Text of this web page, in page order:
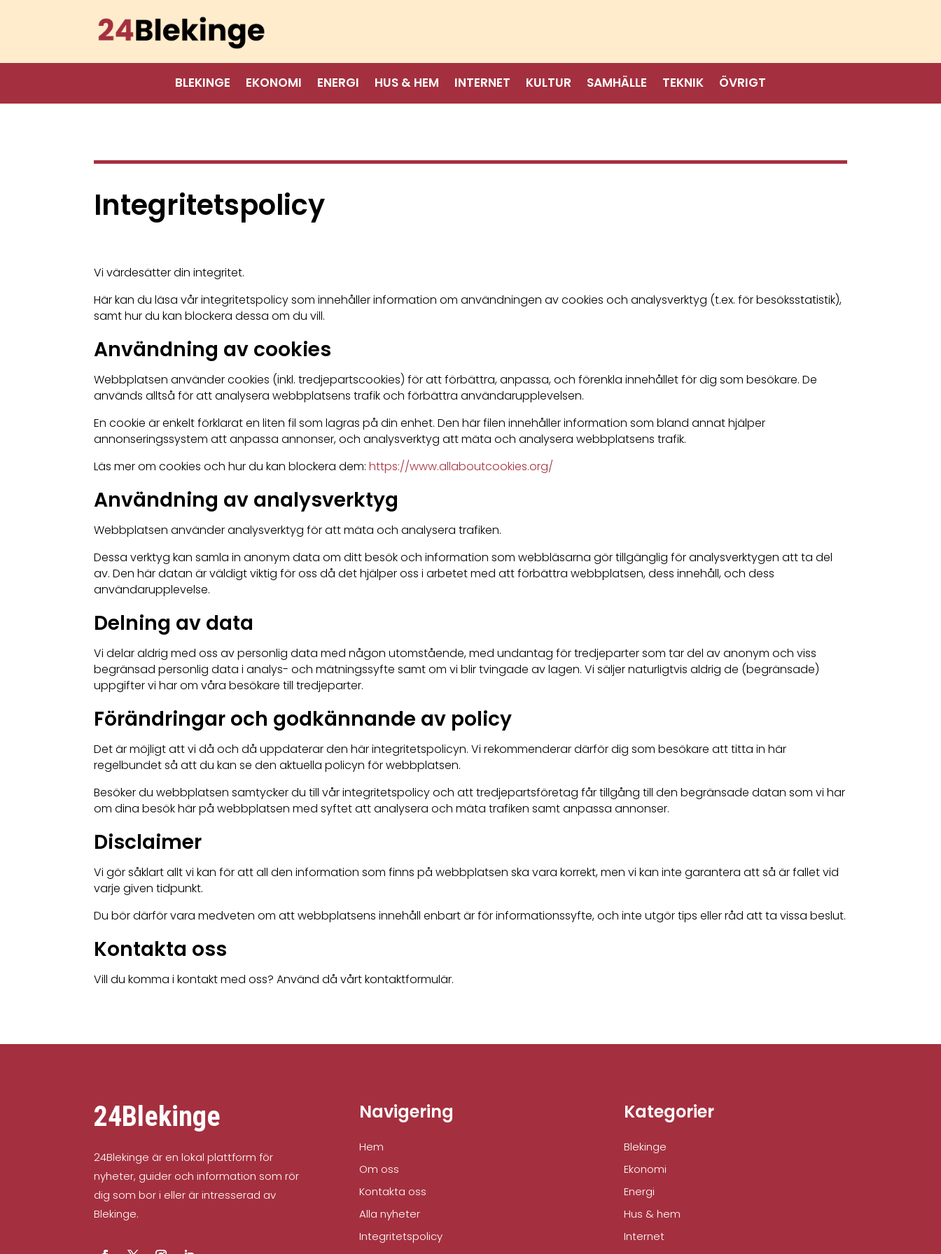
BLEKINGE EKONOMI ENERGI HUS & HEM INTERNET KULTUR SAMHÄLLE TEKNIK ÖVRIGT
Integritetspolicy
Vi värdesätter din integritet.
Här kan du läsa vår integritetspolicy som innehåller information om användningen av cookies och analysverktyg (t.ex. för besöksstatistik),
samt hur du kan blockera dessa om du vill.
Användning av cookies
Webbplatsen använder cookies (inkl. tredjepartscookies) för att förbättra, anpassa, och förenkla innehållet för dig som besökare. De
används alltså för att analysera webbplatsens trafik och förbättra användarupplevelsen.
En cookie är enkelt förklarat en liten fil som lagras på din enhet. Den här filen innehåller information som bland annat hjälper
annonseringssystem att anpassa annonser, och analysverktyg att mäta och analysera webbplatsens trafik.
Läs mer om cookies och hur du kan blockera dem: https://www.allaboutcookies.org/
Användning av analysverktyg
Webbplatsen använder analysverktyg för att mäta och analysera trafiken.
Dessa verktyg kan samla in anonym data om ditt besök och information som webbläsarna gör tillgänglig för analysverktygen att ta del
av. Den här datan är väldigt viktig för oss då det hjälper oss i arbetet med att förbättra webbplatsen, dess innehåll, och dess
användarupplevelse.
Delning av data
Vi delar aldrig med oss av personlig data med någon utomstående, med undantag för tredjeparter som tar del av anonym och viss
begränsad personlig data i analys- och mätningssyfte samt om vi blir tvingade av lagen. Vi säljer naturligtvis aldrig de (begränsade)
uppgifter vi har om våra besökare till tredjeparter.
Förändringar och godkännande av policy
Det är möjligt att vi då och då uppdaterar den här integritetspolicyn. Vi rekommenderar därför dig som besökare att titta in här
regelbundet så att du kan se den aktuella policyn för webbplatsen.
Besöker du webbplatsen samtycker du till vår integritetspolicy och att tredjepartsföretag får tillgång till den begränsade datan som vi har
om dina besök här på webbplatsen med syftet att analysera och mäta trafiken samt anpassa annonser.
Disclaimer
Vi gör såklart allt vi kan för att all den information som finns på webbplatsen ska vara korrekt, men vi kan inte garantera att så är fallet vid
varje given tidpunkt.
Du bör därför vara medveten om att webbplatsens innehåll enbart är för informationssyfte, och inte utgör tips eller råd att ta vissa beslut.
Kontakta oss
Vill du komma i kontakt med oss? Använd då vårt kontaktformulär.
24Blekinge
24Blekinge är en lokal plattform för
nyheter, guider och information som rör
dig som bor i eller är intresserad av
Blekinge.
Navigering
Hem
Om oss
Kontakta oss
Alla nyheter
Integritetspolicy
Kategorier
Blekinge
Ekonomi
Energi
Hus & hem
Internet